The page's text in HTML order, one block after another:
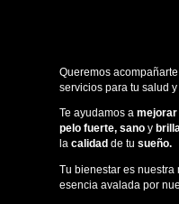
Queremos
servicios para tu salud y
Te ayudamos a mejorar
pelo fuerte, sano y
la calidad de tu sueño.
Tu bienestar es
esencia avalada por